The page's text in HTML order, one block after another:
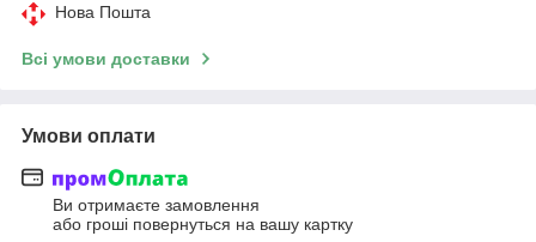
Нова Пошта
Всі умови доставки
Умови оплати
Ви отримаєте замовлення
або гроші повернуться на вашу картку